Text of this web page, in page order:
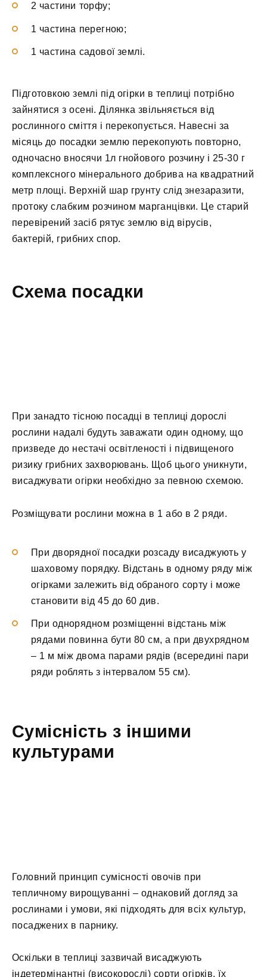
2 частини торфу;
1 частина перегною;
1 частина садової землі.
Підготовкою землі під огірки в теплиці потрібно
зайнятися з осені. Ділянка звільняється від
рослинного сміття і перекопується. Навесні за
місяць до посадки землю перекопують повторно,
одночасно вносячи 1л гнойового розчину і 25-30 г
комплексного мінерального добрива на квадратний
метр площі. Верхній шар грунту слід знезаразити,
протоку слабким розчином марганцівки. Це старий
перевірений засіб рятує землю від вірусів,
бактерій, грибних спор.
Схема посадки
При занадто тісною посадці в теплиці дорослі
рослини надалі будуть заважати один одному, що
призведе до нестачі освітленості і підвищеного
ризику грибних захворювань. Щоб цього уникнути,
висаджувати огірки необхідно за певною схемою.
Розміщувати рослини можна в 1 або в 2 ряди.
При дворядної посадки розсаду висаджують у
шаховому порядку. Відстань в одному ряду між
огірками залежить від обраного сорту і може
становити від 45 до 60 див.
При однорядном розміщенні відстань між
рядами повинна бути 80 см, а при двухрядном
– 1 м між двома парами рядів (всередині пари
ряди роблять з інтервалом 55 см).
Сумісність з іншими
культурами
Головний принцип сумісності овочів при
тепличному вирощуванні – однаковий догляд за
рослинами і умови, які підходять для всіх культур,
посаджених в парнику.
Оскільки в теплиці зазвичай висаджують
індетермінантні (високорослі) сорти огірків, їх